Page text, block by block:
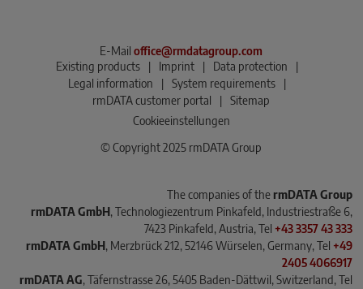
E-Mailoffice@rmdatagroup.com
Existing products
| Imprint | Data protection
|
Legal information
| System requirements
|
rmDATA customer portal
|
Sitemap
Cookieeinstellungen
© Copyright 2025 rmDATA Group
The companies of the rmDATA Group
rmDATA GmbH, Technologiezentrum Pinkafeld, Industriestraße 6,
7423 Pinkafeld, Austria, Tel +43 3357 43 333
rmDATA GmbH, Merzbrück 212, 52146 Würselen, Germany, Tel +49
2405 4066917
rmDATA AG, Täfernstrasse 26, 5405 Baden-Dättwil, Switzerland, Tel